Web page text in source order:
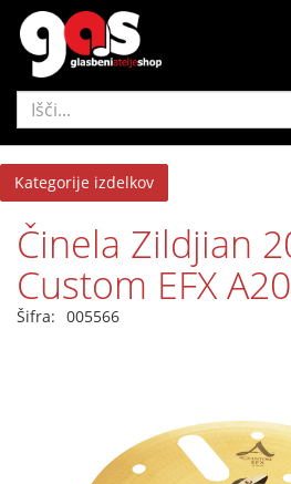
Kategorije izdelkov
Činela Zildjian
Custom EFX
Šifra: 005566